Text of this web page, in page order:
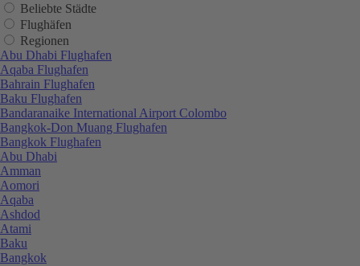
Beliebte Städte
Flughäfen
Regionen
Abu Dhabi Flughafen
Aqaba Flughafen
Bahrain Flughafen
Baku Flughafen
Bandaranaike International Airport Colombo
Bangkok-Don Muang Flughafen
Bangkok Flughafen
Abu Dhabi
Amman
Aomori
Aqaba
Ashdod
Atami
Baku
Bangkok